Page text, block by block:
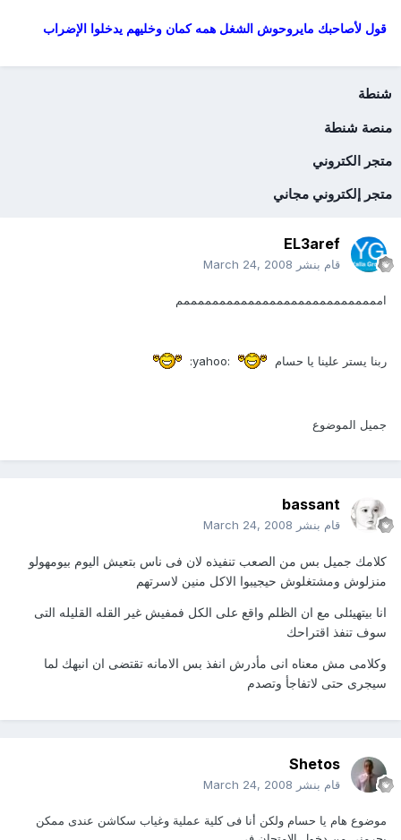
قول لأصاحبك مايروحوش الشغل همه كمان وخليهم يدخلوا الإضراب
شنطة
منصة شنطة
متجر الكتروني
متجر إلكتروني مجاني
EL3aref
قام بنشر March 24, 2008
اممممممممممممممممممممممممممممم
ربنا يستر علينا يا حسام
جميل الموضوع
bassant
قام بنشر March 24, 2008
كلامك جميل بس من الصعب تنفيذه لان فى ناس بتعيش اليوم بيومهولو
منزلوش ومشتغلوش حيجيبوا الاكل منين لاسرتهم
انا بيتهيئلى مع ان الظلم واقع على الكل فمفيش غير القله القليله التى
سوف تنفذ اقتراحك
وكلامى مش معناه انى مأدرش انفذ بس الامانه تقتضى ان انبهك لما
سيجرى حتى لاتفاجأ وتصدم
Shetos
قام بنشر March 24, 2008
موضوع هام يا حسام ولكن أنا فى كلية عملية وغياب سكاشن عندى ممكن